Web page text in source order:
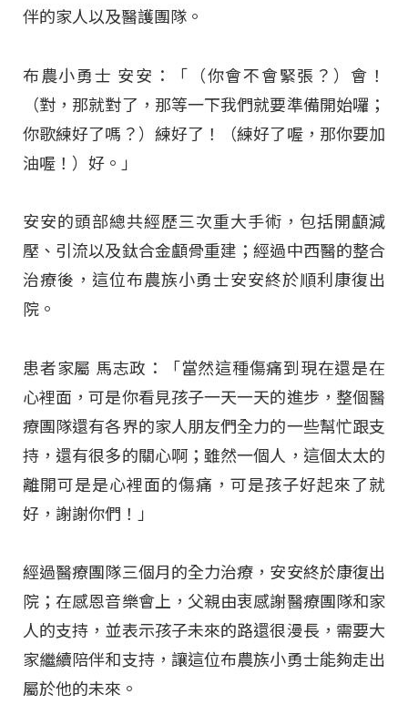
伴的家人以及醫護團隊。
布農小勇士 安安：「（你會不會緊張？）會！
（對，那就對了，那等一下我們就要準備開始囉；
你歌練好了嗎？）練好了！（練好了喔，那你要加
油喔！）好。」
安安的頭部總共經歷三次重大手術，包括開顱減
壓、引流以及鈦合金顱骨重建；經過中西醫的整合
治療後，這位布農族小勇士安安終於順利康復出
院。
患者家屬 馬志政：「當然這種傷痛到現在還是在
心裡面，可是你看見孩子一天一天的進步，整個醫
療團隊還有各界的家人朋友們全力的一些幫忙跟支
持，還有很多的關心啊；雖然一個人，這個太太的
離開可是是心裡面的傷痛，可是孩子好起來了就
好，謝謝你們！」
經過醫療團隊三個月的全力治療，安安終於康復出
院；在感恩音樂會上，父親由衷感謝醫療團隊和家
人的支持，並表示孩子未來的路還很漫長，需要大
家繼續陪伴和支持，讓這位布農族小勇士能夠走出
屬於他的未來。